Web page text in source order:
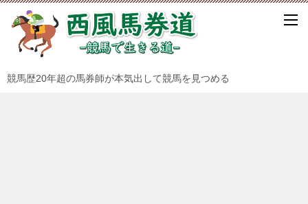
競馬歴20年超の馬券師が本気出して競馬を見つめる